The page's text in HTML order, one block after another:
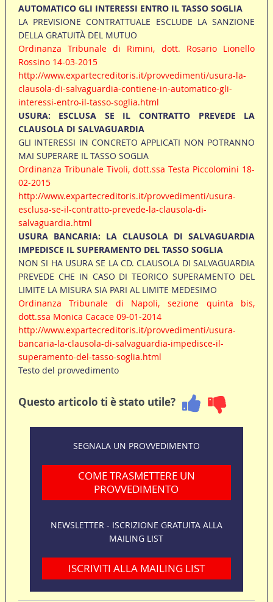
AUTOMATICO GLI INTERESSI ENTRO IL TASSO SOGLIA
LA PREVISIONE CONTRATTUALE ESCLUDE LA SANZIONE
DELLA GRATUITÀ DEL MUTUO
Ordinanza Tribunale di Rimini, dott. Rosario Lionello
Rossino 14-03-2015
http://www.expartecreditoris.it/provvedimenti/usura-la-
clausola-di-salvaguardia-contiene-in-automatico-gli-
interessi-entro-il-tasso-soglia.html
USURA: ESCLUSA SE IL CONTRATTO PREVEDE LA
CLAUSOLA DI SALVAGUARDIA
GLI INTERESSI IN CONCRETO APPLICATI NON POTRANNO
MAI SUPERARE IL TASSO SOGLIA
Ordinanza Tribunale Tivoli, dott.ssa Testa Piccolomini 18-
02-2015
http://www.expartecreditoris.it/provvedimenti/usura-
esclusa-se-il-contratto-prevede-la-clausola-di-
salvaguardia.html
USURA BANCARIA: LA CLAUSOLA DI SALVAGUARDIA
IMPEDISCE IL SUPERAMENTO DEL TASSO SOGLIA
NON SI HA USURA SE LA CD. CLAUSOLA DI SALVAGUARDIA
PREVEDE CHE IN CASO DI TEORICO SUPERAMENTO DEL
LIMITE LA MISURA SIA PARI AL LIMITE MEDESIMO
Ordinanza Tribunale di Napoli, sezione quinta bis,
dott.ssa Monica Cacace 09-01-2014
http://www.expartecreditoris.it/provvedimenti/usura-
bancaria-la-clausola-di-salvaguardia-impedisce-il-
superamento-del-tasso-soglia.html
Testo del provvedimento
Questo articolo ti è stato utile?
SEGNALA UN PROVVEDIMENTO
COME TRASMETTERE UN
PROVVEDIMENTO
NEWSLETTER - ISCRIZIONE GRATUITA ALLA
MAILING LIST
ISCRIVITI ALLA MAILING LIST